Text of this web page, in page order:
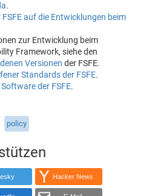
.
FSFE auf die Entwicklungen beim
zur Entwicklung beim
Framework, siehe den
Versionen der FSFE.
Standards der FSFE.
der FSFE.
policy
Hacker News